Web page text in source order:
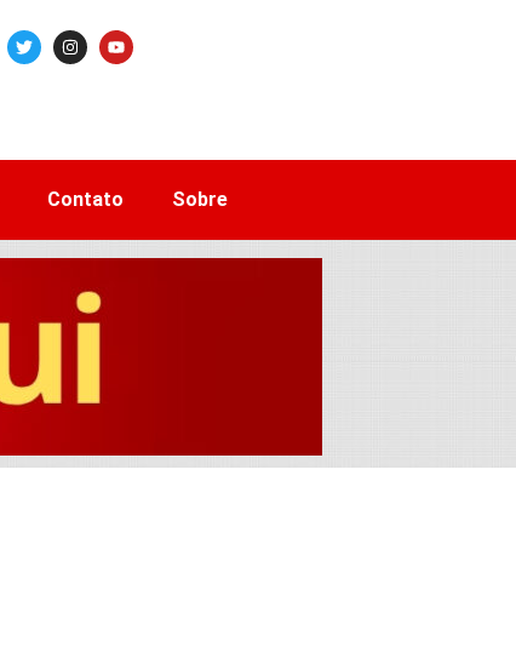
Contato Sobre